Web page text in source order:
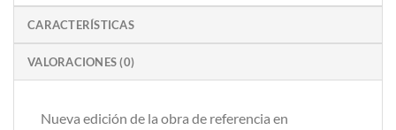
CARACTERÍSTICAS
VALORACIONES (0)
Nueva edición de la obra de referencia en